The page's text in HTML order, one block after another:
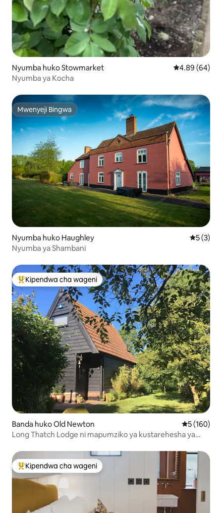
Nyumba huko Stowmarket Ukadiriaji wa
4.89 (64)
Nyumba ya Kocha
Mwenyeji Bingwa
Mwenyeji Bingwa
Nyumba huko Haughley
5 (3)
Nyumba ya Shambani
Kipendwa maarufu cha wageni
Kipendwa cha wageni
Banda huko Old Newton Ukadiriaji
5 (160)
Long Thatch Lodge ni mapumziko ya kustarehesha ya
Kipendwa maarufu cha wageni
Kipendwa cha wageni